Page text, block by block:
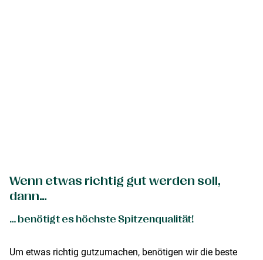
Wenn etwas richtig gut werden soll,
dann…
… benötigt es höchste Spitzenqualität!
Um etwas richtig gutzumachen, benötigen wir die beste